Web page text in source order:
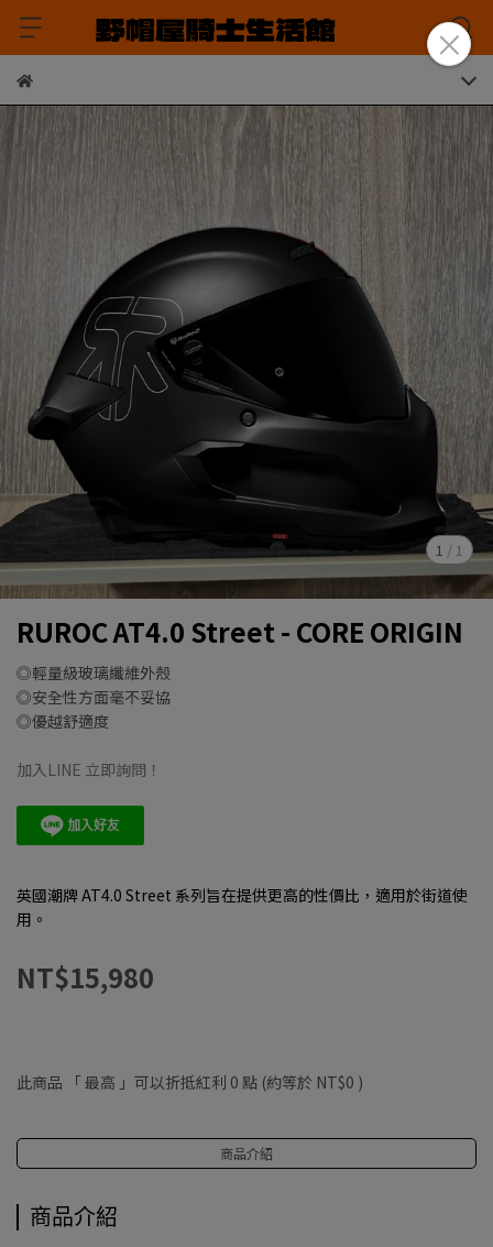
1 / 1
RUROC AT4.0 Street - CORE ORIGIN
◎輕量級玻璃纖維外殼
◎安全性方面毫不妥協
◎優越舒適度
加入LINE 立即詢問！
英國潮牌 AT4.0 Street 系列旨在提供更高的性價比，適用於街道使
用。
NT$15,980
此商品 「 最高 」可以折抵紅利 0 點 (約等於 NT$0 )
商品介紹
商品介紹